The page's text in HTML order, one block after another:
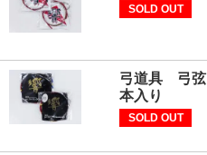
SOLD OUT
弓道具 弓
本入り
SOLD OUT